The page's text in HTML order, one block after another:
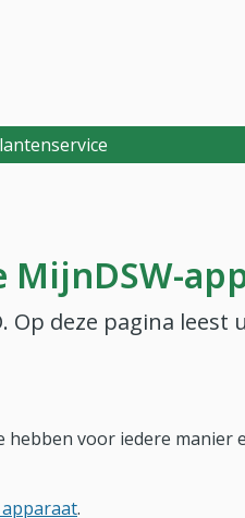
je.
Op deze pagina leest
hebben voor iedere manier
.